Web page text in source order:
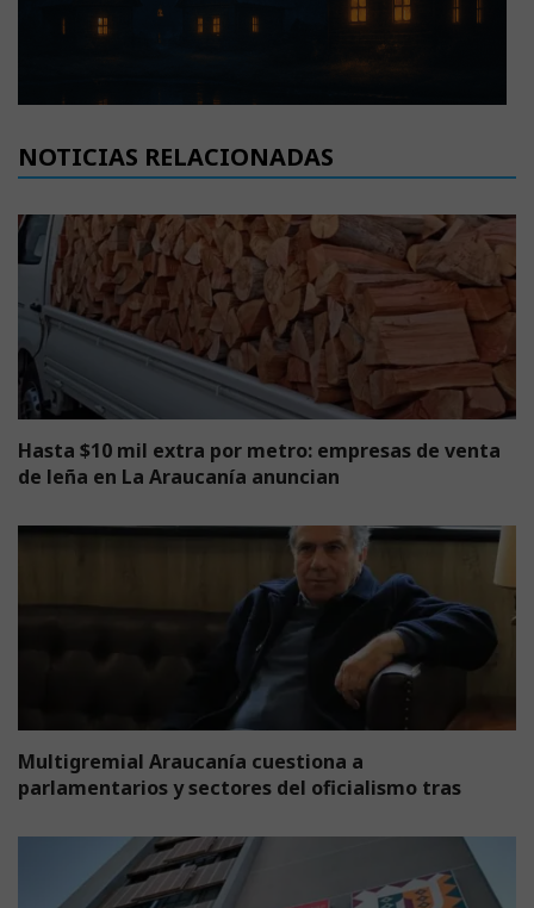
NOTICIAS RELACIONADAS
Hasta $10 mil extra por metro: empresas de venta
de leña en La Araucanía anuncian
Multigremial Araucanía cuestiona a
parlamentarios y sectores del oficialismo tras